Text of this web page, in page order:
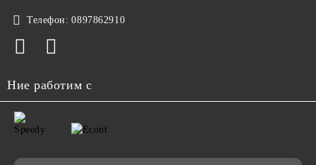
Телефон: 0897862910
Ние работим с